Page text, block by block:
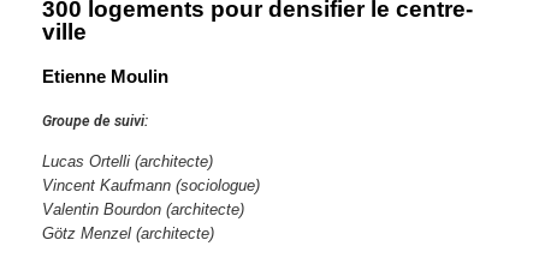
300 logements pour densifier le centre-
ville
Etienne Moulin
Groupe de suivi:
Lucas Ortelli (architecte)
Vincent Kaufmann (sociologue)
Valentin Bourdon (architecte)
Götz Menzel (architecte)